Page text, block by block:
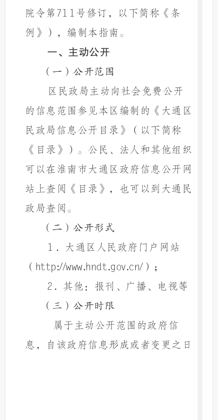
院令第711号修订，以下简称《条
例》），编制本指南。
一、主动公开
（一）公开范围
区民政局主动向社会免费公开
的信息范围参见本区编制的《大通区
民政局信息公开目录》（以下简称
《目录》）。公民、法人和其他组织
可以在淮南市大通区政府信息公开网
站上查阅《目录》，也可以到大通民
政局查阅。
（二）公开形式
1．大通区人民政府门户网站
（ http://www.hndt.gov.cn/）；
2．其他：报刊、广播、电视等
（三）公开时限
属于主动公开范围的政府信
息，自该政府信息形成或者变更之日